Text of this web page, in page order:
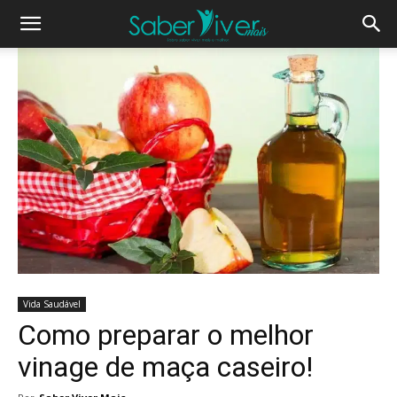
Vida Saudável
Como preparar o melhor
vinage de maça caseiro!